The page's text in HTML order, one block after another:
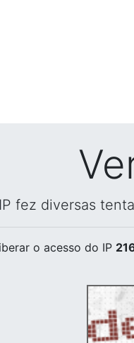
fez diversas
o acesso do IP